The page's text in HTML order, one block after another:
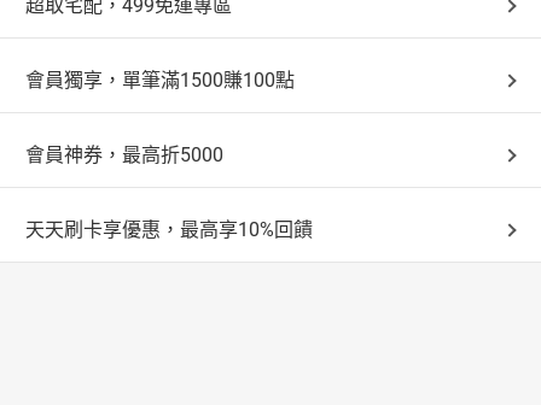
超取宅配，499免運專區
會員獨享，單筆滿1500賺100點
會員神券，最高折5000
天天刷卡享優惠，最高享10%回饋